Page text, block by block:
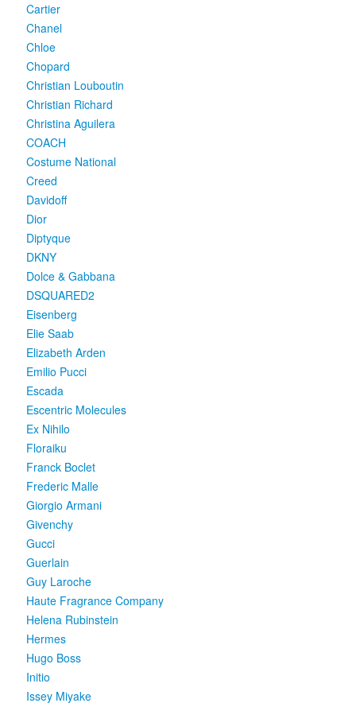
Cartier
Chanel
Chloe
Chopard
Christian Louboutin
Christian Richard
Christina Aguilera
COACH
Costume National
Creed
Davidoff
Dior
Diptyque
DKNY
Dolce & Gabbana
DSQUARED2
Eisenberg
Elie Saab
Elizabeth Arden
Emilio Pucci
Escada
Escentric Molecules
Ex Nihilo
Floraiku
Franck Boclet
Frederic Malle
Giorgio Armani
Givenchy
Gucci
Guerlain
Guy Laroche
Haute Fragrance Company
Helena Rubinstein
Hermes
Hugo Boss
Initio
Issey Miyake